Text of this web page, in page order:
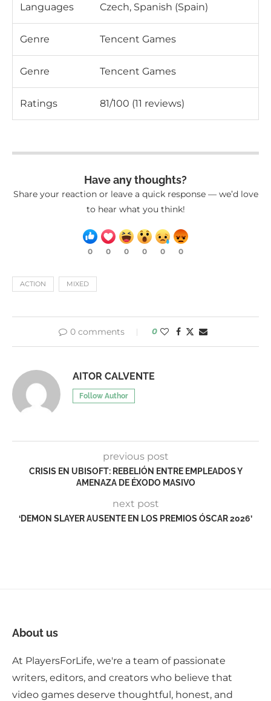
Languages Czech, Spanish (Spain)
Genre Tencent Games
Genre Tencent Games
Ratings 81/100 (11 reviews)
Have any thoughts?
Share your reaction or leave a quick response — we’d love
to hear what you think!
0 0 0 0 0 0
ACTION MIXED
0 comments 0
AITOR CALVENTE
Follow Author
previous post
CRISIS EN UBISOFT: REBELIÓN ENTRE EMPLEADOS Y
AMENAZA DE ÉXODO MASIVO
next post
‘DEMON SLAYER AUSENTE EN LOS PREMIOS ÓSCAR 2026’
About us
At PlayersForLife, we're a team of passionate
writers, editors, and creators who believe that
video games deserve thoughtful, honest, and